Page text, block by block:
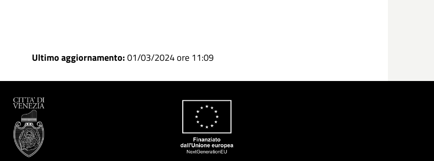
Ultimo aggiornamento:01/03/2024 ore 11:09